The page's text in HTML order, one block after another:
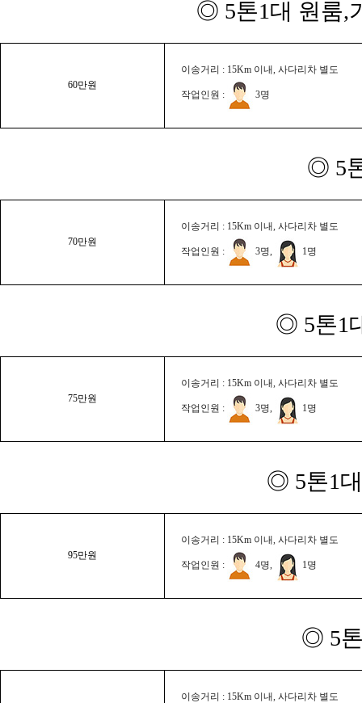
◎ 5톤1대 원룸,
60만원
이송거리 : 15Km 이내, 사다리차 별도
작업인원 : 3명
◎ 5
70만원
이송거리 : 15Km 이내, 사다리차 별도
작업인원 : 3명, 1명
◎ 5톤1
75만원
이송거리 : 15Km 이내, 사다리차 별도
작업인원 : 3명, 1명
◎ 5톤1
95만원
이송거리 : 15Km 이내, 사다리차 별도
작업인원 : 4명, 1명
◎ 5
이송거리 : 15Km 이내, 사다리차 별도